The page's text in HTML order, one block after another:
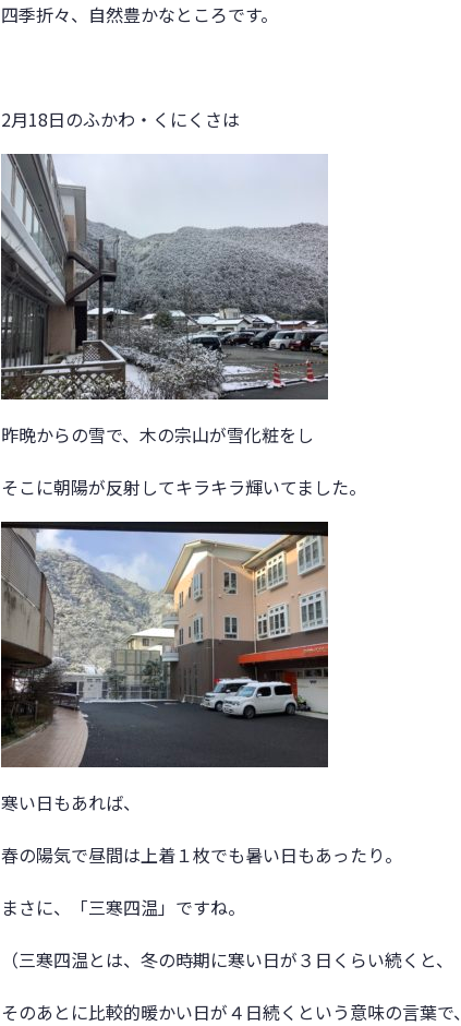
四季折々、自然豊かなところです。
2月18日のふかわ・くにくさは
昨晩からの雪で、木の宗山が雪化粧をし
そこに朝陽が反射してキラキラ輝いてました。
寒い日もあれば、
春の陽気で昼間は上着１枚でも暑い日もあったり。
まさに、「三寒四温」ですね。
（三寒四温とは、冬の時期に寒い日が３日くらい続くと、
そのあとに比較的暖かい日が４日続くという意味の言葉で、